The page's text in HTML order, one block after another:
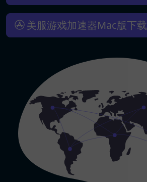
美服游戏加速器Mac版下载